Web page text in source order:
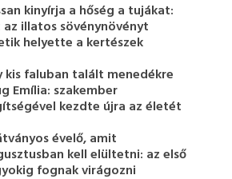
kinyírja a hőség a tujákat:
illatos sövénynövényt
helyette a kertészek
kis faluban talált menedékre
Emília: szakember
kezdte újra az életét
évelő, amit
kell elültetni: az első
fognak virágozni